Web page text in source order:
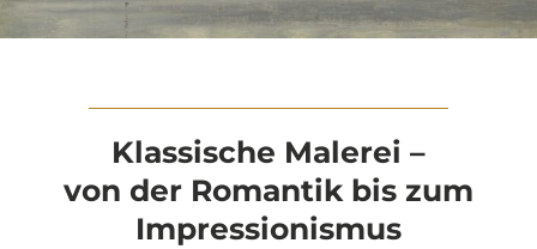
Klassische Malerei –
von der Romantik bis zum
Impressionismus